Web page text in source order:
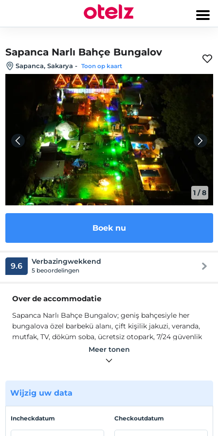
Sapanca Narlı Bahçe Bungalov
Sapanca, Sakarya - Toon op kaart
1 /8
Boek nu
9.6 Verbazingwekkend
5 beoordelingen
Over de accommodatie
Sapanca Narlı Bahçe Bungalov; geniş bahçesiyle her
bungalova özel barbekü alanı, çift kişilik jakuzi, veranda,
mutfak, TV, döküm soba, ücretsiz otopark, 7/24 güvenlik
hizmeti ve izole ortam sunulmaktadır.
Sapanca'nın eşsiz doğasında, unutulmaz bir konaklama
toplamda 5300m²
ortak alanlarında bulunan geniş bahçede ( 2.800m²)
çocuk oyuncakları, trambolin, salıncaklar , oturma
grupları ve açık hava sinema alanı yer almaktadır. Tesis
Meer tonen
Wijzig uw data
Incheckdatum Checkoutdatum